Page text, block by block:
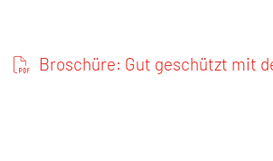
Broschüre: Gut geschützt mit